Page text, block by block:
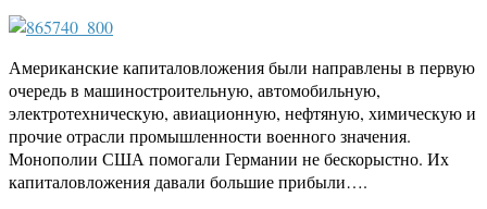
Американские капиталовложения были направлены в первую
очередь в машиностроительную, автомобильную,
электротехническую, авиационную, нефтяную, химическую и
прочие отрасли промышленности военного значения.
Монополии США помогали Германии не бескорыстно. Их
капиталовложения давали большие прибыли….